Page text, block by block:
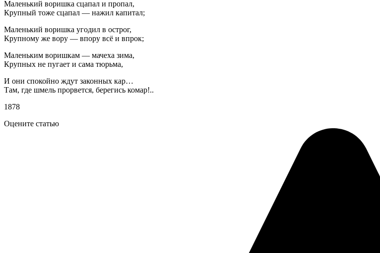
Маленький воришка сцапал и пропал,
Крупный тоже сцапал — нажил капитал;
Маленький воришка угодил в острог,
Крупному же вору — впору всё и впрок;
Маленьким воришкам — мачеха зима,
Крупных не пугает и сама тюрьма,
И они спокойно ждут законных кар…
Там, где шмель прорвется, берегись комар!..
1878
Оцените статью